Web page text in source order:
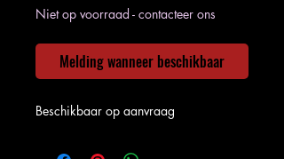
Niet op voorraad - contacteer ons
Melding wanneer beschikbaar
Beschikbaar op aanvraag